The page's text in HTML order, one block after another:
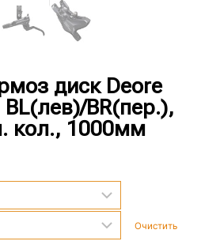
диск Deore
BR(пер.),
кол., 1000мм
Очистить